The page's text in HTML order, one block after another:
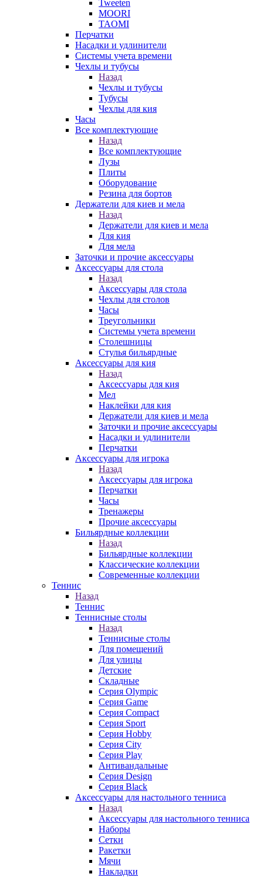
Tweeten
MOORI
TAOMI
Перчатки
Насадки и удлинители
Системы учета времени
Чехлы и тубусы
Назад
Чехлы и тубусы
Тубусы
Чехлы для кия
Часы
Все комплектующие
Назад
Все комплектующие
Лузы
Плиты
Оборудование
Резина для бортов
Держатели для киев и мела
Назад
Держатели для киев и мела
Для кия
Для мела
Заточки и прочие аксессуары
Аксессуары для стола
Назад
Аксессуары для стола
Чехлы для столов
Часы
Треугольники
Системы учета времени
Столешницы
Стулья бильярдные
Аксессуары для кия
Назад
Аксессуары для кия
Мел
Наклейки для кия
Держатели для киев и мела
Заточки и прочие аксессуары
Насадки и удлинители
Перчатки
Аксессуары для игрока
Назад
Аксессуары для игрока
Перчатки
Часы
Тренажеры
Прочие аксессуары
Бильярдные коллекции
Назад
Бильярдные коллекции
Классические коллекции
Современные коллекции
Теннис
Назад
Теннис
Теннисные столы
Назад
Теннисные столы
Для помещений
Для улицы
Детские
Складные
Серия Olympic
Серия Game
Серия Compact
Серия Sport
Серия Hobby
Серия City
Серия Play
Антивандальные
Серия Design
Серия Black
Аксессуары для настольного тенниса
Назад
Аксессуары для настольного тенниса
Наборы
Сетки
Ракетки
Мячи
Накладки